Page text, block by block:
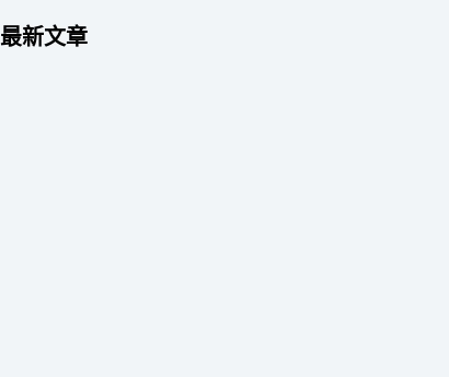
最新文章